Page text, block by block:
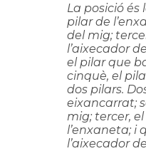
La posició és
pilar de
del mig;
l’aixecador
el pilar que
cinquè, el
dos pilars.
eixancarrat;
mig; tercer,
l’enxaneta; i
l’aixecador